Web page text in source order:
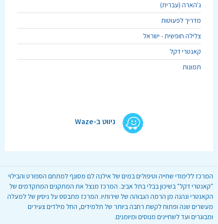
ג'הארה (עברית)
מדריך לפעוטות
צלילה חופשית - ישראל
קאנטרי דקל
תמונות
ניווט ב-Waze
המרכז ללימודי שחייה וטיפולים במים של אילנה לם מסונף למתחם הספורט והבילוי
"קאנטרי דקל" בשיכון בבלי בתל אביב. המרכז מנצל את המתקנים המתקדמים של
הקאנטרי ונהנה מן הרמה הגבוהה של שירותיו. המרכז מתבסס על ניסיון של למעלה
מעשרים שנה ופתוח לקשת רחבה ביותר של תלמידים, החל מילדים צעירים
ומבוגרים ועד לשחיינים מנוסים ומיומנים.